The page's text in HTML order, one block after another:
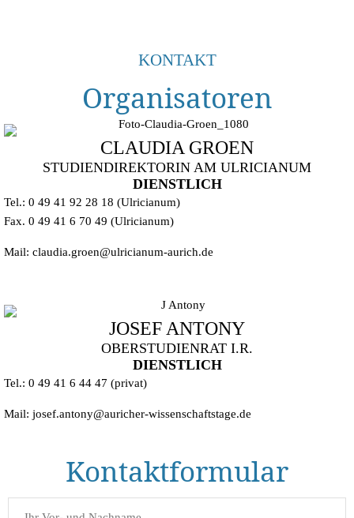
KONTAKT
Organisatoren
CLAUDIA GROEN
STUDIENDIREKTORIN AM ULRICIANUM
DIENSTLICH
Tel.: 0 49 41 92 28 18 (Ulricianum)
Fax. 0 49 41 6 70 49 (Ulricianum)
Mail: claudia.groen@ulricianum-aurich.de
JOSEF ANTONY
OBERSTUDIENRAT I.R.
DIENSTLICH
Tel.: 0 49 41 6 44 47 (privat)
Mail: josef.antony@auricher-wissenschaftstage.de
Kontaktformular